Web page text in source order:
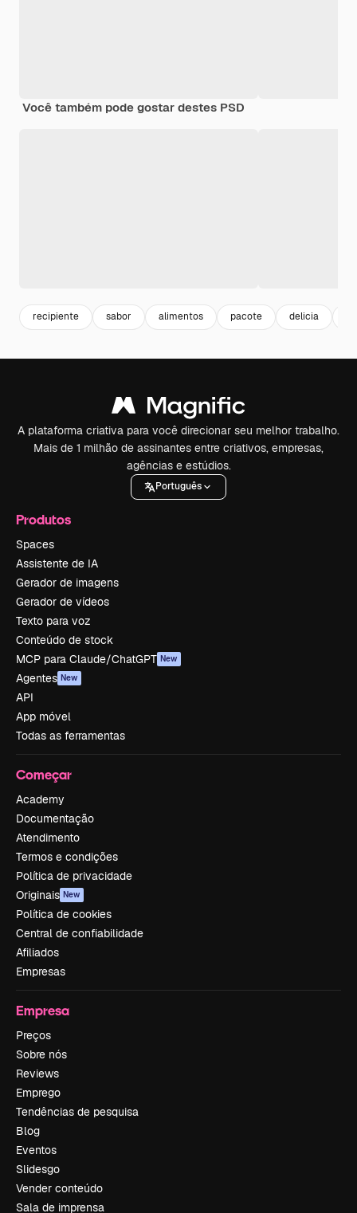
Você também pode gostar destes PSD
recipiente sabor alimentos pacote delicia
A plataforma criativa para você direcionar seu melhor trabalho.
Mais de 1 milhão de assinantes entre criativos, empresas,
agências e estúdios.
Português
Produtos
Spaces
Assistente de IA
Gerador de imagens
Gerador de vídeos
Texto para voz
Conteúdo de stock
MCP para Claude/ChatGPT New
Agentes New
API
App móvel
Todas as ferramentas
Começar
Academy
Documentação
Atendimento
Termos e condições
Política de privacidade
Originais New
Política de cookies
Central de confiabilidade
Afiliados
Empresas
Empresa
Preços
Sobre nós
Reviews
Emprego
Tendências de pesquisa
Blog
Eventos
Slidesgo
Vender conteúdo
Sala de imprensa